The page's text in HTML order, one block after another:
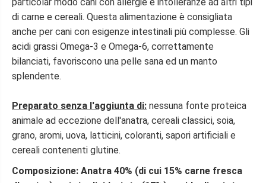
&
a
m
p
;
P
t
t
o
H
o
i
s
t
&
a
m
p
;
P
t
t
o
H
o
l
i
s
t
di carne e cereali. Questa alimentazione è consigliata
anche per cani con esigenze intestinali più complesse. Gli
acidi grassi Omega-3 e Omega-6, correttamente
bilanciati, favoriscono una pelle sana ed un manto
splendente.
Preparato senza l'aggiunta di: nessuna fonte proteica
animale ad eccezione dell'anatra, cereali classici, soia,
grano, aromi, uova, latticini, coloranti, sapori artificiali e
cereali contenenti glutine.
Composizione: Anatra 40% (di cui 15% carne fresca